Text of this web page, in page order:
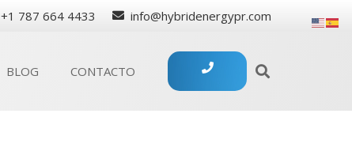
+1 787 664 4433 info@hybridenergypr.com
BLOG CONTACTO